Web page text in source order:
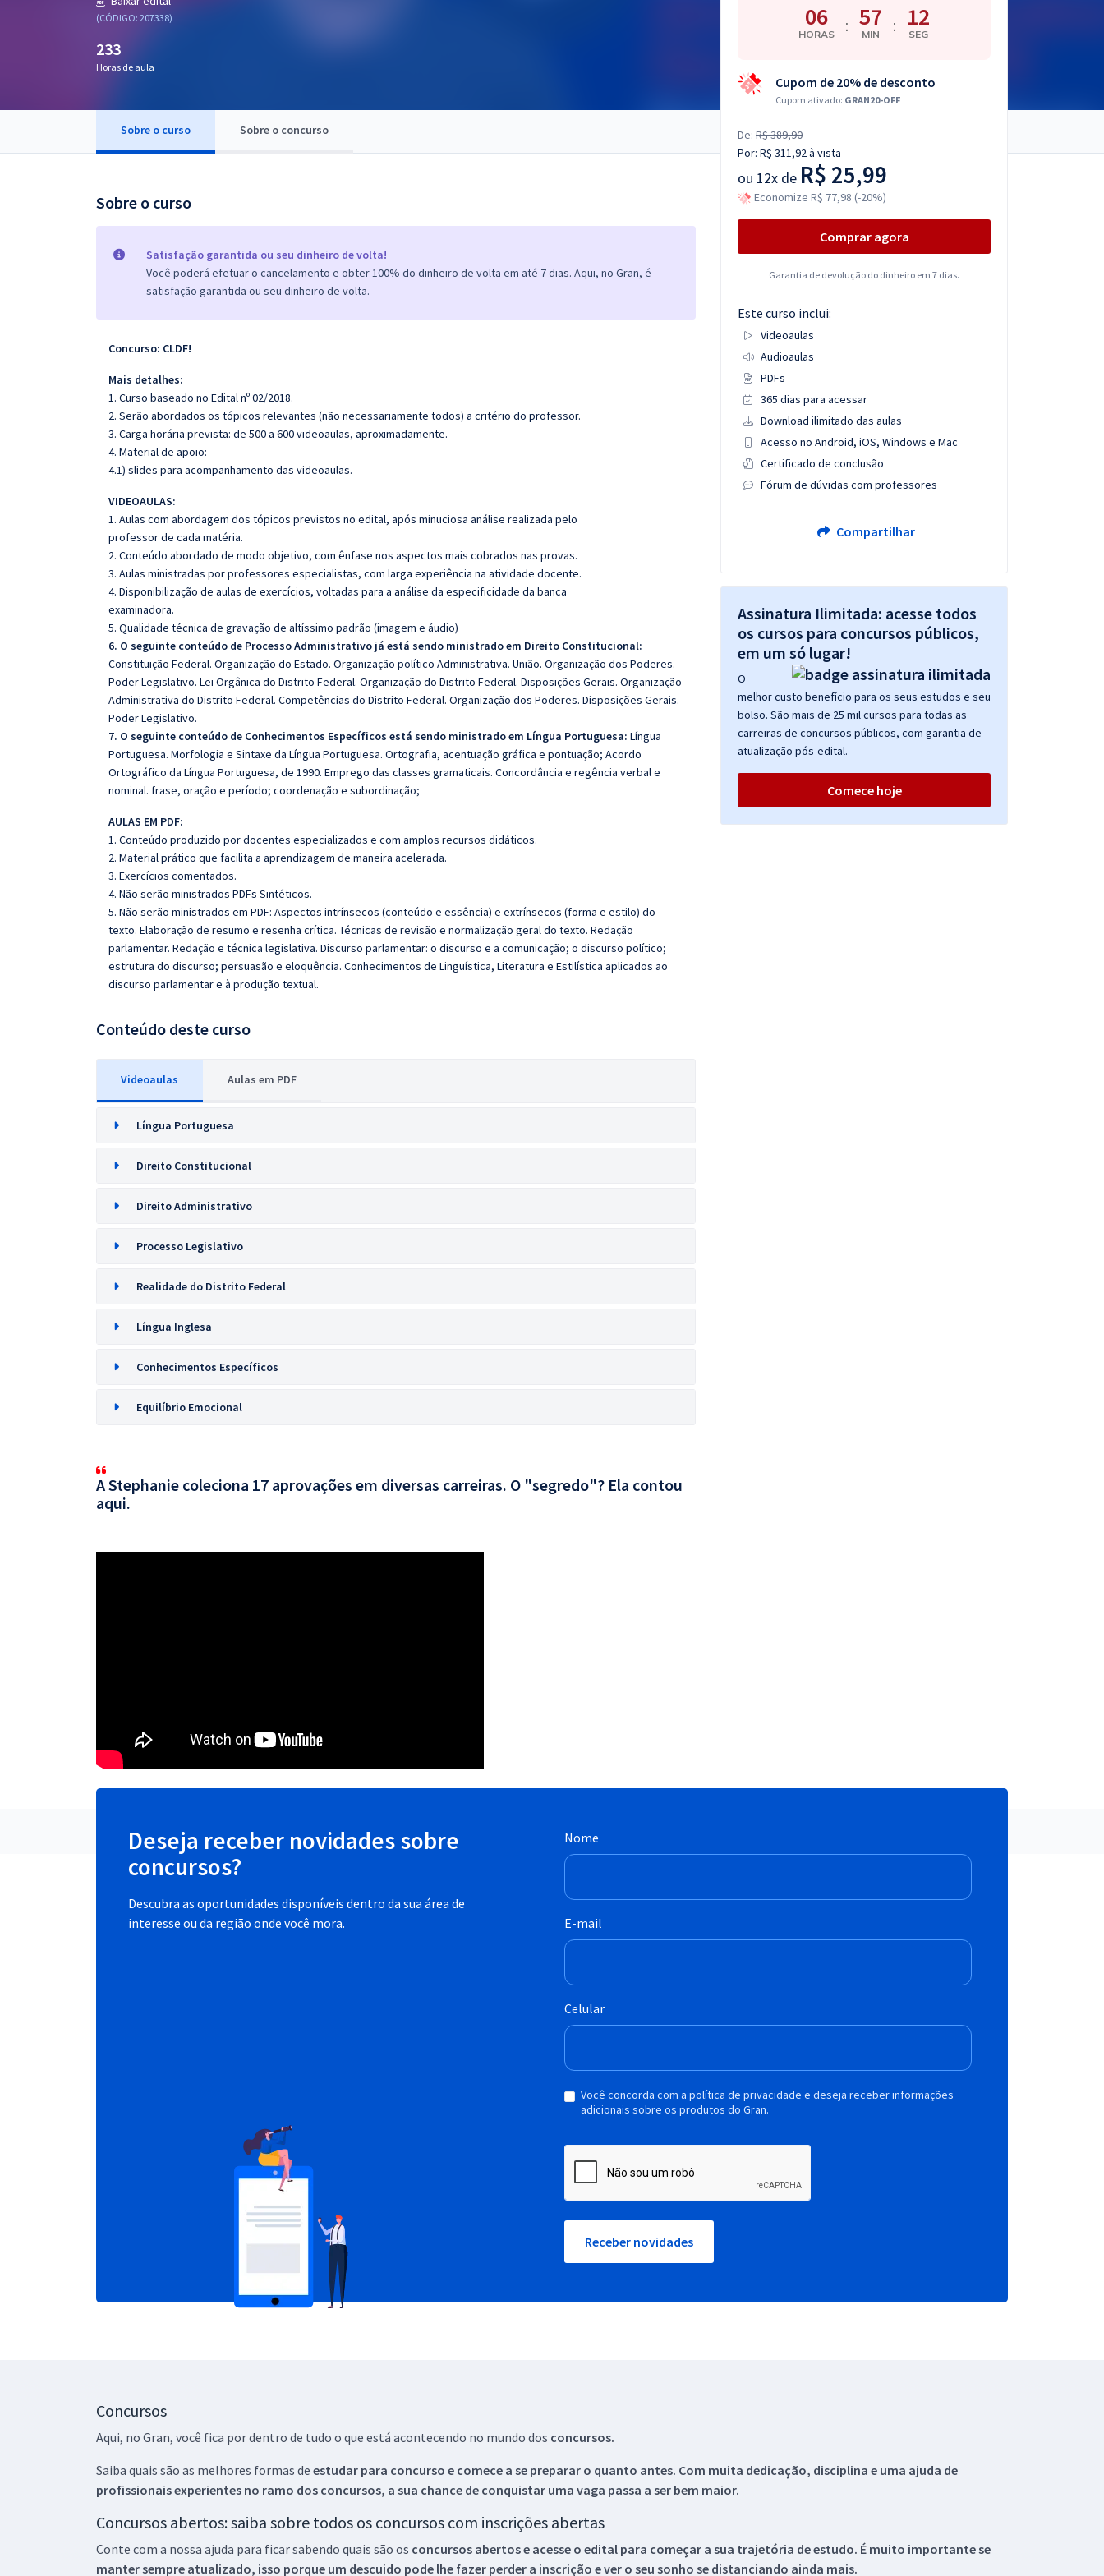
Conteúdo gratuito
(CÓDIGO: 207338)
233
Horas de aula
Sobre o curso Sobre o concurso
Sobre o curso
Satisfação garantida ou seu dinheiro de volta!
Você poderá efetuar o cancelamento e obter 100% do dinheiro de volta em até 7 dias. Aqui, no Gran, é
satisfação garantida ou seu dinheiro de volta.
Concurso: CLDF!
Mais detalhes:
1. Curso baseado no Edital nº 02/2018.
2. Serão abordados os tópicos relevantes (não necessariamente todos) a critério do professor.
3. Carga horária prevista: de 500 a 600 videoaulas, aproximadamente.
4. Material de apoio:
4.1) slides para acompanhamento das videoaulas.
VIDEOAULAS:
1. Aulas com abordagem dos tópicos previstos no edital, após minuciosa análise realizada pelo
professor de cada matéria.
2. Conteúdo abordado de modo objetivo, com ênfase nos aspectos mais cobrados nas provas.
3. Aulas ministradas por professores especialistas, com larga experiência na atividade docente.
4. Disponibilização de aulas de exercícios, voltadas para a análise da especificidade da banca
examinadora.
5. Qualidade técnica de gravação de altíssimo padrão (imagem e áudio)
6. O seguinte conteúdo de Processo Administrativo já está sendo ministrado em Direito Constitucional:
Constituição Federal. Organização do Estado. Organização político Administrativa. União. Organização dos Poderes.
Poder Legislativo. Lei Orgânica do Distrito Federal. Organização do Distrito Federal. Disposições Gerais. Organização
Administrativa do Distrito Federal. Competências do Distrito Federal. Organização dos Poderes. Disposições Gerais.
Poder Legislativo.
7. O seguinte conteúdo de Conhecimentos Específicos está sendo ministrado em Língua Portuguesa: Língua
Portuguesa. Morfologia e Sintaxe da Língua Portuguesa. Ortografia, acentuação gráfica e pontuação; Acordo
Ortográfico da Língua Portuguesa, de 1990. Emprego das classes gramaticais. Concordância e regência verbal e
nominal. frase, oração e período; coordenação e subordinação;
AULAS EM PDF:
1. Conteúdo produzido por docentes especializados e com amplos recursos didáticos.
2. Material prático que facilita a aprendizagem de maneira acelerada.
3. Exercícios comentados.
4. Não serão ministrados PDFs Sintéticos.
5. Não serão ministrados em PDF: Aspectos intrínsecos (conteúdo e essência) e extrínsecos (forma e estilo) do
texto. Elaboração de resumo e resenha crítica. Técnicas de revisão e normalização geral do texto. Redação
parlamentar. Redação e técnica legislativa. Discurso parlamentar: o discurso e a comunicação; o discurso político;
estrutura do discurso; persuasão e eloquência. Conhecimentos de Linguística, Literatura e Estilística aplicados ao
discurso parlamentar e à produção textual.
Conteúdo deste curso
Videoaulas Aulas em PDF
Língua Portuguesa
Direito Constitucional
Direito Administrativo
Processo Legislativo
Realidade do Distrito Federal
Língua Inglesa
Conhecimentos Específicos
Equilíbrio Emocional
A Stephanie coleciona 17 aprovações em diversas carreiras. O "segredo"? Ela contou
aqui.
06
HORAS : 57
MIN : 11
SEG
Cupom de 20% de desconto
Cupom ativado: GRAN20-OFF
De: R$ 389,90
Por: R$ 311,92à vista
ou 12x de R$ 25,99
Economize R$ 77,98 (-20%)
Comprar agora
Garantia de devolução do dinheiro em 7 dias.
Este curso inclui:
Videoaulas
Audioaulas
PDFs
365 dias para acessar
Download ilimitado das aulas
Acesso no Android, iOS, Windows e Mac
Certificado de conclusão
Fórum de dúvidas com professores
Compartilhar
Assinatura Ilimitada: acesse todos
os cursos para concursos públicos,
em um só lugar!
O
melhor custo benefício para os seus estudos e seu
bolso. São mais de 25 mil cursos para todas as
carreiras de concursos públicos, com garantia de
atualização pós-edital.
Comece hoje
Deseja receber novidades sobre
concursos?
Descubra as oportunidades disponíveis dentro da sua área de
interesse ou da região onde você mora.
Nome
E-mail
Celular
Você concorda com a política de privacidade e deseja receber informações
adicionais sobre os produtos do Gran.
Receber novidades
Concursos
Aqui, no Gran, você fica por dentro de tudo o que está acontecendo no mundo dos concursos.
Saiba quais são as melhores formas de estudar para concurso e comece a se preparar o quanto antes. Com muita dedicação, disciplina e uma ajuda de
profissionais experientes no ramo dos concursos, a sua chance de conquistar uma vaga passa a ser bem maior.
Concursos abertos: saiba sobre todos os concursos com inscrições abertas
Conte com a nossa ajuda para ficar sabendo quais são os concursos abertos e acesse o edital para começar a sua trajetória de estudo. É muito importante se
manter sempre atualizado, isso porque um descuido pode lhe fazer perder a inscrição e ver o seu sonho se distanciando ainda mais.